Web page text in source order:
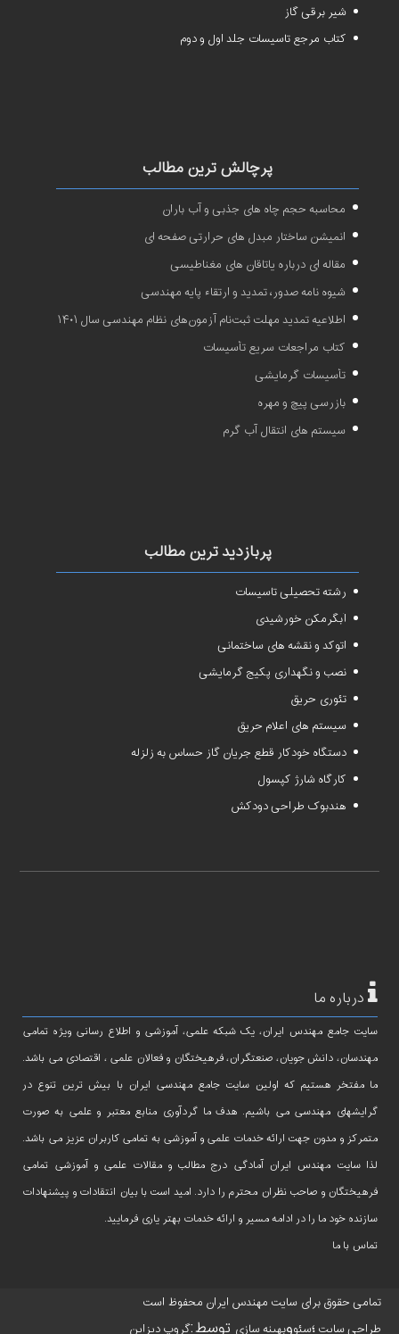
شیر برقی گاز
کتاب مرجع تاسیسات جلد اول و دوم
پرچالش ترین مطالب
محاسبه حجم چاه های جذبی و آب باران
انمیشن ساختار مبدل های حرارتی صفحه ای
مقاله ای درباره یاتاقان های مغناطیسی
شیوه نامه صدور، تمدید و ارتقاء پایه مهندسی
اطلاعیه تمدید مهلت ثبت‌نام آزمون‌های نظام مهندسی سال ۱۴۰۱
کتاب مراجعات سریع تأسیسات
تأسیسات گرمایشی
بازرسی پیچ و مهره
سیستم های انتقال آب گرم
پربازدید ترین مطالب
رشته تحصیلی تاسیسات
آبگرمکن خورشیدی
اتوکد و نقشه های ساختمانی
نصب و نگهداری پکیج گرمایشی
تئوری حریق
سیستم های اعلام حریق
دستگاه خودکار قطع جریان گاز حساس به زلزله
کارگاه شارژ کپسول
هندبوک طراحی دودکش
درباره ما
سایت جامع مهندس ایران، یک شبکه علمی، آموزشی و اطلاع رسانی ویژه تمامی
مهندسان، دانش جویان، صنعتگران، فرهیختگان و فعالان علمی ، اقتصادی می باشد.
ما مفتخر هستیم که اولین سایت جامع مهندسی ایران با بیش ترین تنوع در
گرایشهای مهندسی می باشیم. هدف ما گردآوری منابع معتبر و علمی به صورت
متمرکز و مدون جهت ارائه خدمات علمی و آموزشی به تمامی کاربران عزیز می باشد.
لذا سایت مهندس ایران آمادگی درج مطالب و مقالات علمی و آموزشی تمامی
فرهیختگان و صاحب نظران محترم را دارد. امید است با بیان انتقادات و پیشنهادات
سازنده خود ما را در ادامه مسیر و ارائه خدمات بهتر یاری فرمایید.
تماس با ما
تمامی حقوق برای سایت مهندس ایران محفوظ است
طراحی سایت؛سئووبهینه سازی توسط:گروپ دیزاین